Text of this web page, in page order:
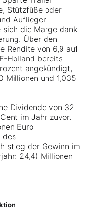
Stützfüße oder
Auflieger
die Marge dank
Über den
Rendite von 6,9 auf
Holland bereits
angekündigt,
Millionen und 1,035
Dividende von 32
im Jahr zuvor.
Euro
des
stieg der Gewinn im
24,4) Millionen